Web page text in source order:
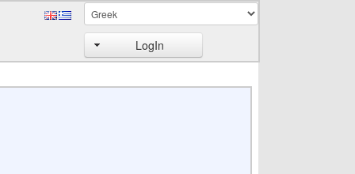
LogIn